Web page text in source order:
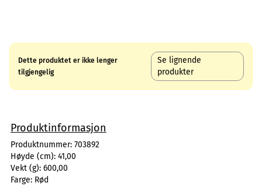
Dette produktet er ikke lenger
tilgjengelig
Se lignende
produkter
Produktinformasjon
Produktnummer: 703892
Høyde (cm): 41,00
Vekt (g): 600,00
Farge: Rød